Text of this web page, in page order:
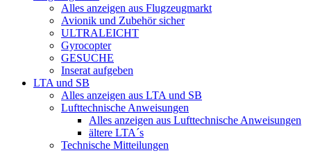
Alles anzeigen aus Flugzeugmarkt
Avionik und Zubehör sicher
ULTRALEICHT
Gyrocopter
GESUCHE
Inserat aufgeben
LTA und SB
Alles anzeigen aus LTA und SB
Lufttechnische Anweisungen
Alles anzeigen aus Lufttechnische Anweisungen
ältere LTA´s
Technische Mitteilungen